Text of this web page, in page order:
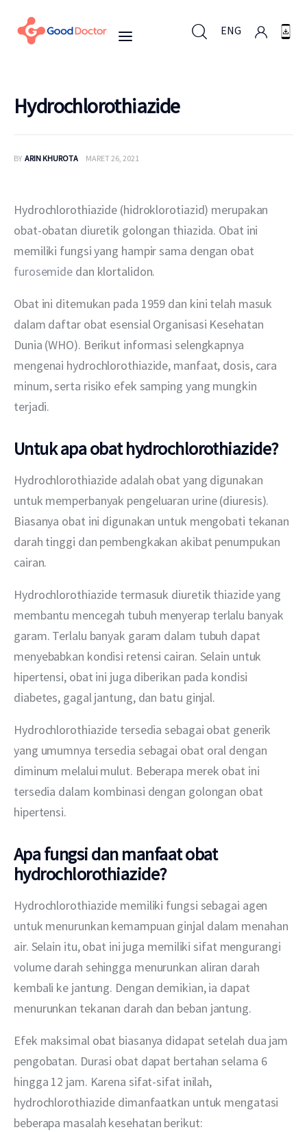
ENG
Untuk Bisnis
Mengapa Good Doctor
Berita
Hydrochlorothiazide
BY ARIN KHUROTA MARET 26, 2021
Hydrochlorothiazide (hidroklorotiazid) merupakan
obat-obatan diuretik golongan thiazida. Obat ini
memiliki fungsi yang hampir sama dengan obat
furosemide dan klortalidon.
Obat ini ditemukan pada 1959 dan kini telah masuk
dalam daftar obat esensial Organisasi Kesehatan
Dunia (WHO). Berikut informasi selengkapnya
mengenai hydrochlorothiazide, manfaat, dosis, cara
minum, serta risiko efek samping yang mungkin
terjadi.
Untuk apa obat hydrochlorothiazide?
Hydrochlorothiazide adalah obat yang digunakan
untuk memperbanyak pengeluaran urine (diuresis).
Biasanya obat ini digunakan untuk mengobati tekanan
darah tinggi dan pembengkakan akibat penumpukan
cairan.
Hydrochlorothiazide termasuk diuretik thiazide yang
membantu mencegah tubuh menyerap terlalu banyak
garam. Terlalu banyak garam dalam tubuh dapat
menyebabkan kondisi retensi cairan. Selain untuk
hipertensi, obat ini juga diberikan pada kondisi
diabetes, gagal jantung, dan batu ginjal.
Hydrochlorothiazide tersedia sebagai obat generik
yang umumnya tersedia sebagai obat oral dengan
diminum melalui mulut. Beberapa merek obat ini
tersedia dalam kombinasi dengan golongan obat
hipertensi.
Apa fungsi dan manfaat obat
hydrochlorothiazide?
Hydrochlorothiazide memiliki fungsi sebagai agen
untuk menurunkan kemampuan ginjal dalam menahan
air. Selain itu, obat ini juga memiliki sifat mengurangi
volume darah sehingga menurunkan aliran darah
kembali ke jantung. Dengan demikian, ia dapat
menurunkan tekanan darah dan beban jantung.
Efek maksimal obat biasanya didapat setelah dua jam
pengobatan. Durasi obat dapat bertahan selama 6
hingga 12 jam. Karena sifat-sifat inilah,
hydrochlorothiazide dimanfaatkan untuk mengatasi
beberapa masalah kesehatan berikut: